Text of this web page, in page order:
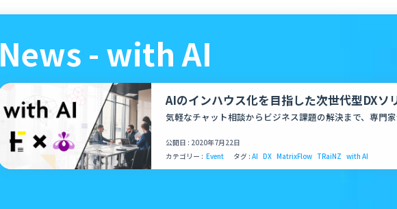
News - with AI
AIのインハウス化を目指した次世代型DXソ
ュニティ「with AI」をMatrixFlow、
気軽なチャット相談からビジネス課題の解決まで、専門
公開日 : 2020年7月22日
カテゴリー : Event タグ :AI DX MatrixFlow TRaiNZ with AI